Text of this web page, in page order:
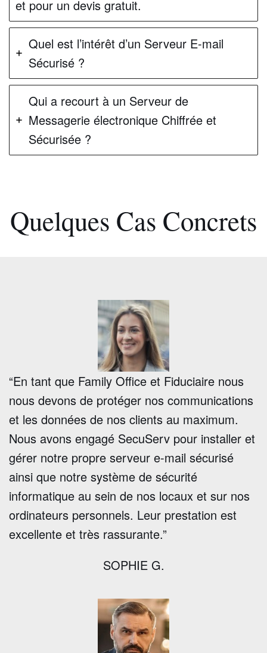
et pour un devis gratuit.
Quel est l’intérêt d’un Serveur E-mail
Sécurisé ?
Qui a recourt à un Serveur de
Messagerie électronique Chiffrée et
Sécurisée ?
Quelques Cas Concrets
“En tant que Family Office et Fiduciaire nous
nous devons de protéger nos communications
et les données de nos clients au maximum.
Nous avons engagé SecuServ pour installer et
gérer notre propre serveur e-mail sécurisé
ainsi que notre système de sécurité
informatique au sein de nos locaux et sur nos
ordinateurs personnels. Leur prestation est
excellente et très rassurante.”
SOPHIE G.